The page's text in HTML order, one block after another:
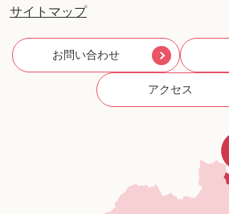
サイトマップ
お問い合わせ
アクセス